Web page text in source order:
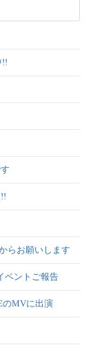
!!
す
らお願いします
ベントご報告
のMVに出演